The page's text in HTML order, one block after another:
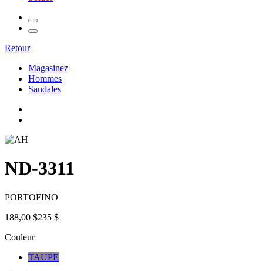
Retour
Magasinez
Hommes
Sandales
ND-3311
PORTOFINO
188,00 $235 $
Couleur
TAUPE